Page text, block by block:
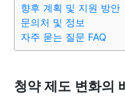
종교 사회 정치 건강
부동산 외국어 교육
향후 계획 및 지원 방안
문의처 및 정보
자주 묻는 질문 FAQ
청약 제도 변화의